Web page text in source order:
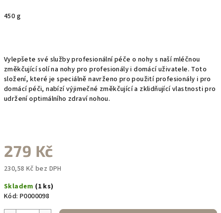
450 g
Vylepšete své služby profesionální péče o nohy s naší mléčnou
změkčující solí na nohy pro profesionály i domácí uživatele. Toto
složení, které je speciálně navrženo pro použití profesionály i pro
domácí péči, nabízí výjimečné změkčující a zklidňující vlastnosti pro
udržení optimálního zdraví nohou.
279 Kč
230,58 Kč bez DPH
cena:
Skladem (1 ks)
Kód: P0000098